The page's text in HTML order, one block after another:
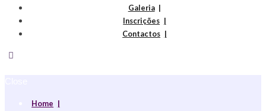
Galeria
Inscrições
Contactos
Home